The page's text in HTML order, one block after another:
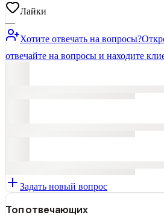
Лайки
—
Хотите отвечать на вопросы?
отвечайте на вопросы и находите
Задать новый вопрос
Топ отвечающих